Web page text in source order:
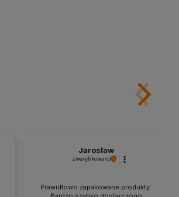
Jarosław
zweryfikowano
Prawidłowo zapakowane produkty.